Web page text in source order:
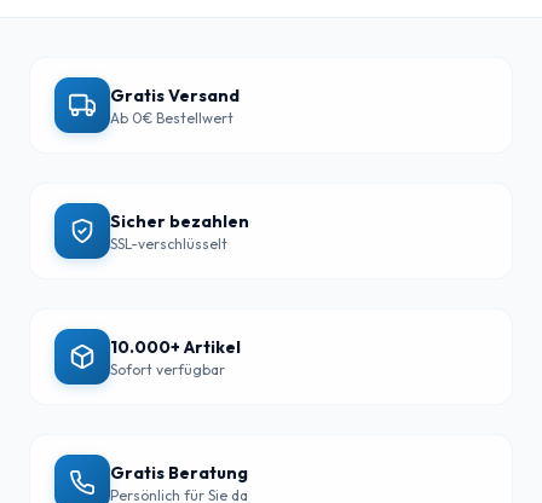
Gratis Versand
Ab 0€ Bestellwert
Sicher bezahlen
SSL-verschlüsselt
10.000+ Artikel
Sofort verfügbar
Gratis Beratung
Persönlich für Sie da